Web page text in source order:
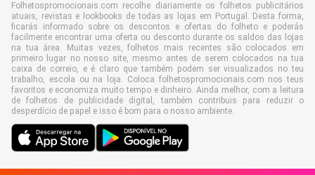
Folhetospromocionais.com recolhe diariamente os folhetos publicitários
atuais, revistas e lookbooks de todas as lojas em Portugal. Desta forma,
ficarás informado sobre os descontos e ofertas do folheto e poderás
facilmente encontrar uma oferta ou desconto durante os saldos das lojas
na tua área. Muitas vezes, folhetos mais recentes são colocados em
primeiro lugar no nosso site, mesmo antes de serem colocados na tua
caixa de correio, e é claro que também podem ser visualizados no teu
trabalho, escola ou na loja. Coloca folhetospromocionais.com nos teus
favoritos e economiza muito tempo e dinheiro. Ainda melhor, com a leitura
de folhetos de publicidade digital, também contribuis para reduzir o
desperdício de papel e isso é bom para o nosso ambiente.